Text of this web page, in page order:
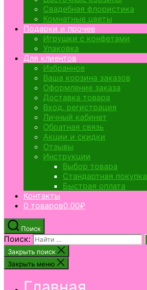
Свадебная флористика
Комнатные цветы
Подарки и прочее
Игрушки с конфетами
Упаковка
Для клиентов
Избранное
Ваша корзина заказов
Оформление заказа
Доставка товара
Вход, регистрация
Личный кабинет
Обратная связь
Акции и скидки
Отзывы
Инструкции
Выбор товара
Стандартная покупка
Быстрая оплата
Контакты
0 товаров0,00₽
Поиск
Поиск:
Закрыть поиск
Закрыть меню